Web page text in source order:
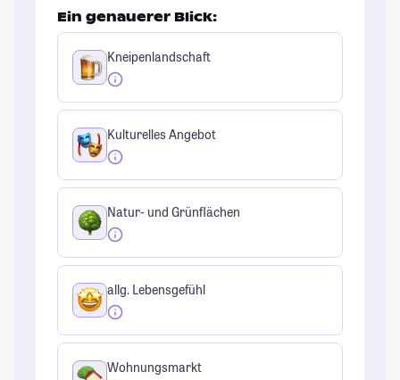
Ein genauerer Blick:
Kneipenlandschaft
Kulturelles Angebot
Natur- und Grünflächen
allg. Lebensgefühl
Wohnungsmarkt